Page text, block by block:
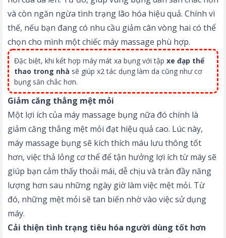
và còn ngăn ngừa tình trạng lão hóa hiệu quả. Chính vì
thế, nếu bạn đang có nhu cầu giảm cân vòng hai có thể
chọn cho mình một chiếc máy massage phù hợp.
Đặc biệt, khi kết hợp máy mát xa bụng với tập xe đạp thể
thao trong nhà sẽ giúp x2 tác dụng làm da cũng như cơ
bụng săn chắc hơn.
Giảm căng thẳng mệt mỏi
Một lợi ích của máy massage bụng nữa đó chính là
giảm căng thẳng mệt mỏi đạt hiệu quả cao. Lúc này,
máy massage bụng sẽ kích thích máu lưu thông tốt
hơn, việc thả lỏng cơ thể để tận hưởng lợi ích từ máy sẽ
giúp bạn cảm thấy thoải mái, dễ chịu và tràn đầy năng
lượng hơn sau những ngày giờ làm việc mệt mỏi. Từ
đó, những mệt mỏi sẽ tan biến nhờ vào việc sử dụng
máy.
Cải thiện tình trạng tiêu hóa người dùng tốt hơn